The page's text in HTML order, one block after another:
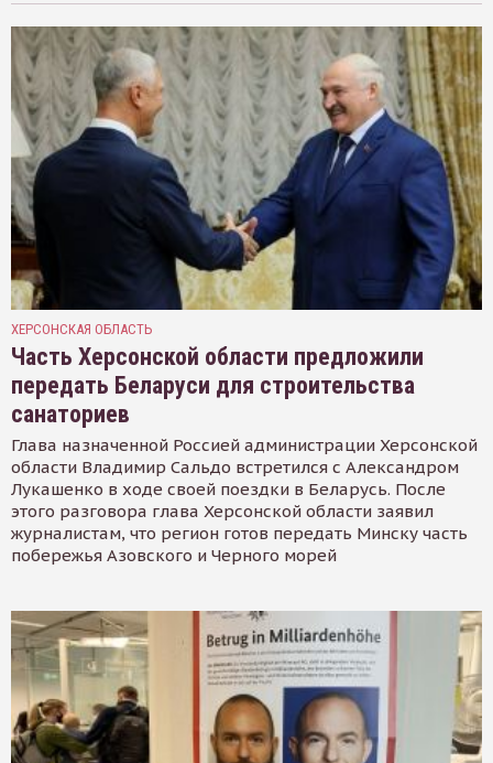
ХЕРСОНСКАЯ ОБЛАСТЬ
Часть Херсонской области предложили
передать Беларуси для строительства
санаториев
Глава назначенной Россией администрации Херсонской
области Владимир Сальдо встретился с Александром
Лукашенко в ходе своей поездки в Беларусь. После
этого разговора глава Херсонской области заявил
журналистам, что регион готов передать Минску часть
побережья Азовского и Черного морей